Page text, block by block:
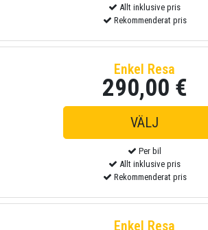
Allt inklusive pris
Rekommenderat pris
Enkel Resa
290,00 €
Per bil
Allt inklusive pris
Rekommenderat pris
Enkel Resa